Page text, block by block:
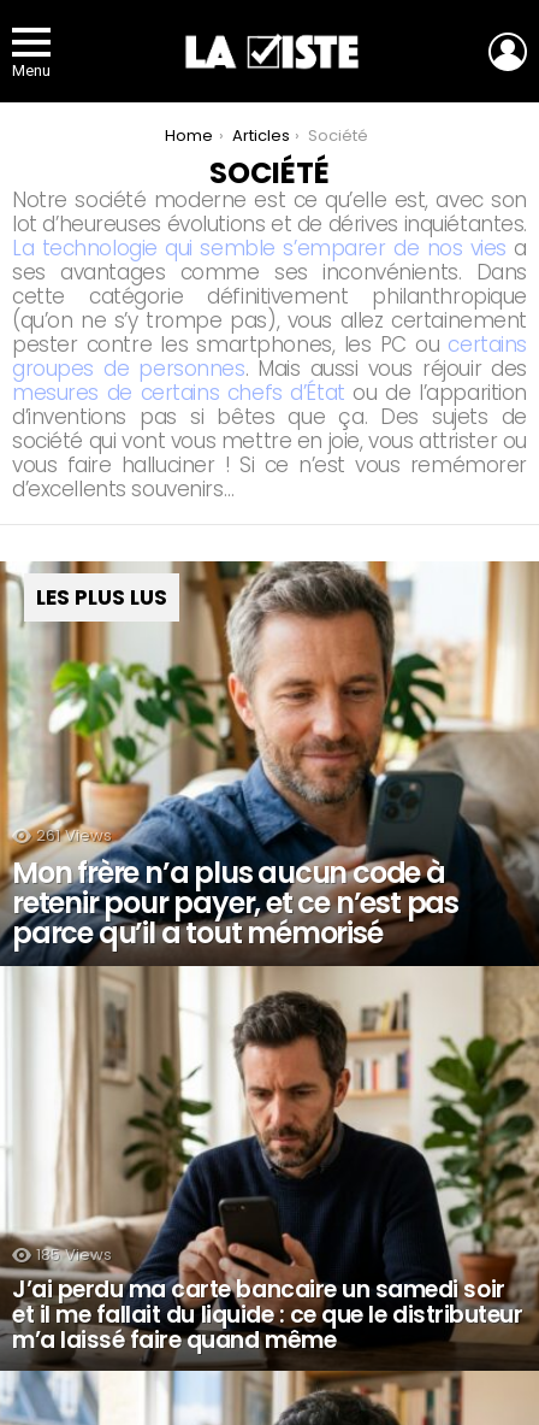
Menu
Home Articles Société
SOCIÉTÉ
Notre société moderne est ce qu’elle est, avec son
lot d’heureuses évolutions et de dérives inquiétantes.
La technologie qui semble s’emparer de nos vies a
ses avantages comme ses inconvénients. Dans
cette catégorie définitivement philanthropique
(qu’on ne s’y trompe pas), vous allez certainement
pester contre les smartphones, les PC ou certains
groupes de personnes. Mais aussi vous réjouir des
mesures de certains chefs d’État ou de l’apparition
d’inventions pas si bêtes que ça. Des sujets de
société qui vont vous mettre en joie, vous attrister ou
vous faire halluciner ! Si ce n’est vous remémorer
d’excellents souvenirs…
LES PLUS LUS
261 Views
Mon frère n’a plus aucun code à
retenir pour payer, et ce n’est pas
parce qu’il a tout mémorisé
185 Views
J’ai perdu ma carte bancaire un samedi soir
et il me fallait du liquide : ce que le distributeur
m’a laissé faire quand même